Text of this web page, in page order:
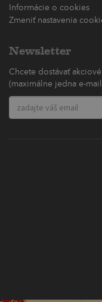
Informácie o cookies
Zmeniť nastavenia
Newsletter
Chcete dostávať
(maximálne jedna e-